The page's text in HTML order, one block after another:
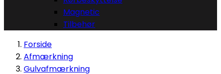
Magnetic
Tilbehør
Forside
Afmærkning
Gulvafmærkning